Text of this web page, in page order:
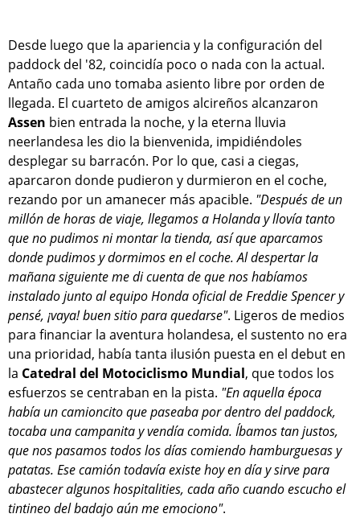
Desde luego que la apariencia y la configuración del
paddock del '82, coincidía poco o nada con la actual.
Antaño cada uno tomaba asiento libre por orden de
llegada. El cuarteto de amigos alcireños alcanzaron
Assen bien entrada la noche, y la eterna lluvia
neerlandesa les dio la bienvenida, impidiéndoles
desplegar su barracón. Por lo que, casi a ciegas,
aparcaron donde pudieron y durmieron en el coche,
rezando por un amanecer más apacible. "Después de un
millón de horas de viaje, llegamos a Holanda y llovía tanto
que no pudimos ni montar la tienda, así que aparcamos
donde pudimos y dormimos en el coche. Al despertar la
mañana siguiente me di cuenta de que nos habíamos
instalado junto al equipo Honda oficial de Freddie Spencer y
pensé, ¡vaya! buen sitio para quedarse". Ligeros de medios
para financiar la aventura holandesa, el sustento no era
una prioridad, había tanta ilusión puesta en el debut en
la Catedral del Motociclismo Mundial, que todos los
esfuerzos se centraban en la pista. "En aquella época
había un camioncito que paseaba por dentro del paddock,
tocaba una campanita y vendía comida. Íbamos tan justos,
que nos pasamos todos los días comiendo hamburguesas y
patatas. Ese camión todavía existe hoy en día y sirve para
abastecer algunos hospitalities, cada año cuando escucho el
tintineo del badajo aún me emociono".